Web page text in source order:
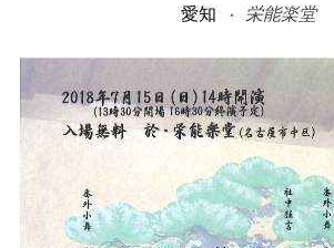
愛知 栄能楽堂